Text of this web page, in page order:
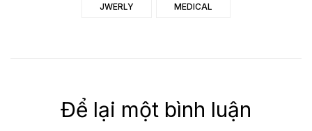
JWERLY MEDICAL
Để lại một bình luận